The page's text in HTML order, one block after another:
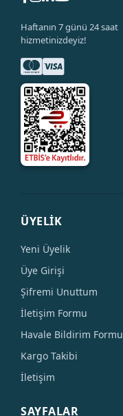
Haftanın 7 günü 24 saat
hizmetinizdeyiz!
ÜYELİK
Yeni Üyelik
Üye Girişi
Şifremi Unuttum
İletişim Formu
Havale Bildirim Formu
Kargo Takibi
İletişim
SAYFALAR